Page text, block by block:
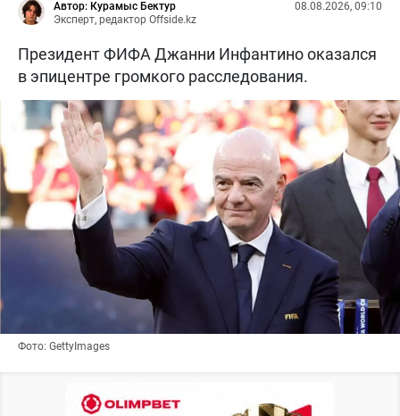
Автор: Курамыс Бектур
Эксперт, редактор Offside.kz
08.08.2026, 09:10
Президент ФИФА Джанни Инфантино оказался
в эпицентре громкого расследования.
Фото: GettyImages